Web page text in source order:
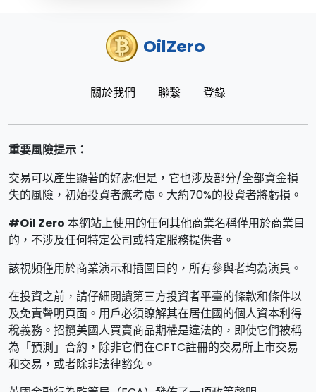
OilZero
關於我們 聯繫 登錄
重要風險提示：
交易可以產生顯著的好處;但是，它也涉及部分/全部資金損
失的風險，初始投資者應考慮。大約70%的投資者將虧損。
#Oil Zero 本網站上使用的任何其他商業名稱僅用於商業目
的，不涉及任何特定公司或特定服務提供者。
該視頻僅用於商業演示和插圖目的，所有參與者均為演員。
在投資之前，請仔細閱讀第三方投資者平臺的條款和條件以
及免責聲明頁面。用戶必須瞭解其在居住國的個人資本利得
稅義務。招攬美國人買賣商品期權是違法的，即使它們被稱
為「預測」合約，除非它們在CFTC註冊的交易所上市交易
和交易，或者除非法律豁免。